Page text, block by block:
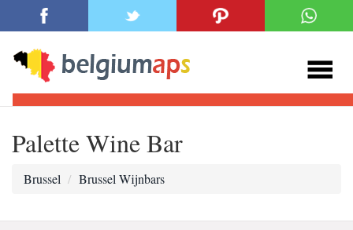
Palette Wine Bar
Brussel Brussel Wijnbars